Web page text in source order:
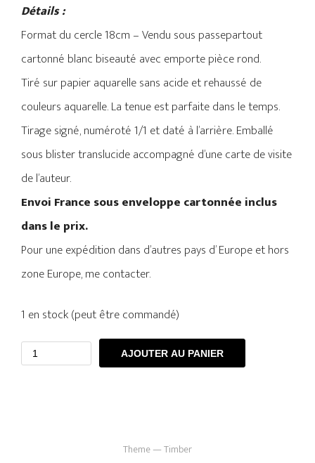
Détails :
Format du cercle 18cm – Vendu sous passepartout
cartonné blanc biseauté avec emporte pièce rond.
Tiré sur papier aquarelle sans acide et rehaussé de
couleurs aquarelle. La tenue est parfaite dans le temps.
Tirage signé, numéroté 1/1 et daté à l’arrière. Emballé
sous blister translucide accompagné d’une carte de visite
de l’auteur.
Envoi France sous enveloppe cartonnée inclus
dans le prix.
Pour une expédition dans d’autres pays d’ Europe et hors
zone Europe, me contacter.
1 en stock (peut être commandé)
AJOUTER AU PANIER
Theme — Timber